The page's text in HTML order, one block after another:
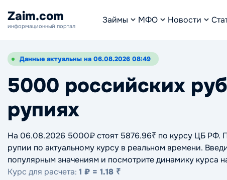
Zaim.com
информационный портал
Займы МФО Новости
Данные актуальны на 06.08.2026 08:49
5000 российских
рупиях
На 06.08.2026 5000₽ стоят 5876.96₹ по курсу ЦБ РФ.
рупии по актуальному курсу в реальном времени.
популярным значениям и посмотрите динамику курса
Курс для расчета: 1 ₽ = 1.18 ₹